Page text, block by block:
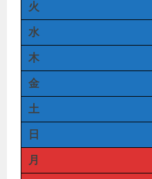
火
水
木
金
土
日
月